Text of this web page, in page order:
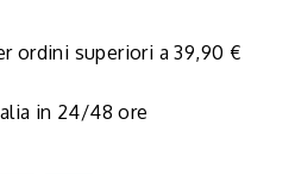
ordini superiori a 39,90 €
in 24/48 ore